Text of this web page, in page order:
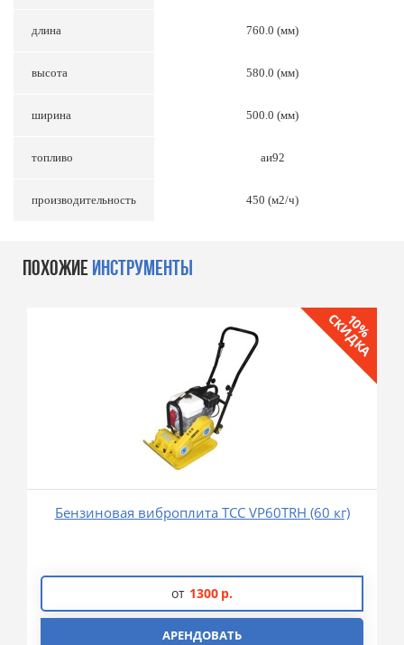
длина 760.0 (мм)
высота 580.0 (мм)
ширина 500.0 (мм)
топливо аи92
производительность 450 (м2/ч)
ПОХОЖИЕ ИНСТРУМЕНТЫ
10%
СКИДКА
Бензиновая виброплита ТСС VP60TRH (60 кг)
от 1300 р.
АРЕНДОВАТЬ